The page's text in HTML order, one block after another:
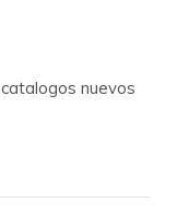
nuevos